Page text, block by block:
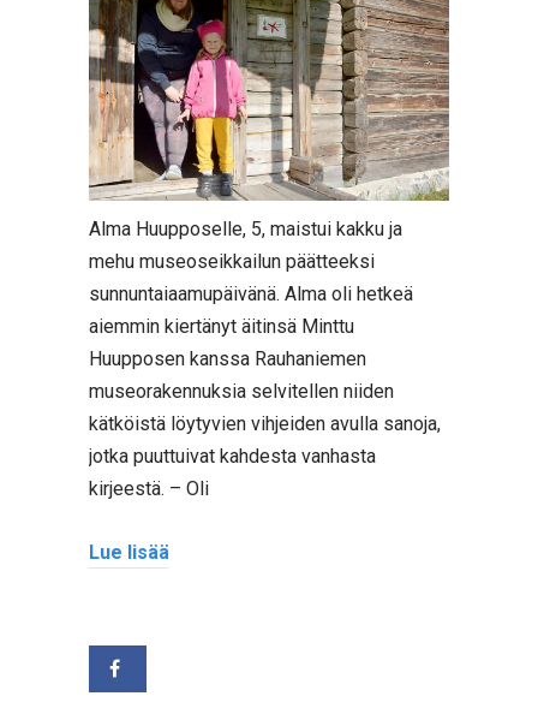
Alma Huupposelle, 5, maistui kakku ja
mehu museoseikkailun päätteeksi
sunnuntaiaamupäivänä. Alma oli hetkeä
aiemmin kiertänyt äitinsä Minttu
Huupposen kanssa Rauhaniemen
museorakennuksia selvitellen niiden
kätköistä löytyvien vihjeiden avulla sanoja,
jotka puuttuivat kahdesta vanhasta
kirjeestä. – Oli
Lue lisää